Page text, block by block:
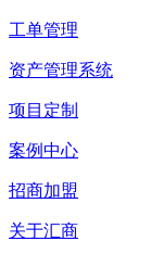
工单管理
资产管理系统
项目定制
案例中心
招商加盟
关于汇商